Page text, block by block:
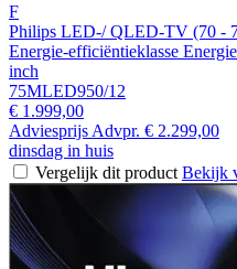
F
Philips LED-/ QLED-TV (70 -
Energie-efficiëntieklasse
inch
75MLED950/12
€ 1.999,00
Adviesprijs Advpr. € 2.299,00
dinsdag in huis
Vergelijk dit product Bekijk